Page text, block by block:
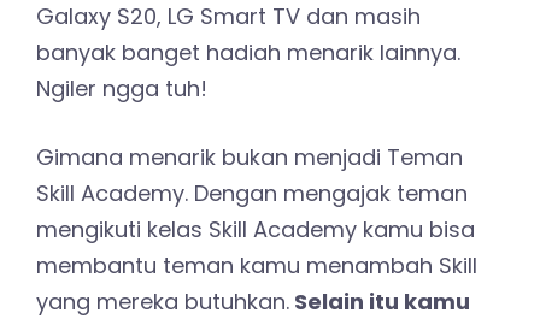
Galaxy S20, LG Smart TV dan masih
banyak banget hadiah menarik lainnya.
Ngiler ngga tuh!
Gimana menarik bukan menjadi Teman
Skill Academy. Dengan mengajak teman
mengikuti kelas Skill Academy kamu bisa
membantu teman kamu menambah Skill
yang mereka butuhkan. Selain itu kamu